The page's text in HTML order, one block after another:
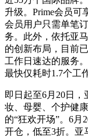
升级。Prime会员可
会员用户只需单笔
务。此外，依托亚
的创新布局，目前
工作日速达的服务
最快仅耗时1.7个工
即日起至6月20日
妆、母婴、个护健
的“狂欢开场”。6月
开仓，低至3折。亚